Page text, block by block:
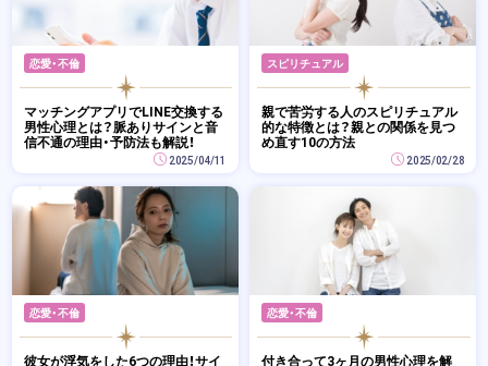
恋愛・不倫
マッチングアプリでLINE交換する
男性心理とは？脈ありサインと音
信不通の理由・予防法も解説！
2025/04/11
スピリチュアル
親で苦労する人のスピリチュアル
的な特徴とは？親との関係を見つ
め直す10の方法
2025/02/28
恋愛・不倫
彼女が浮気をした6つの理由！サイ
恋愛・不倫
付き合って3ヶ月の男性心理を解